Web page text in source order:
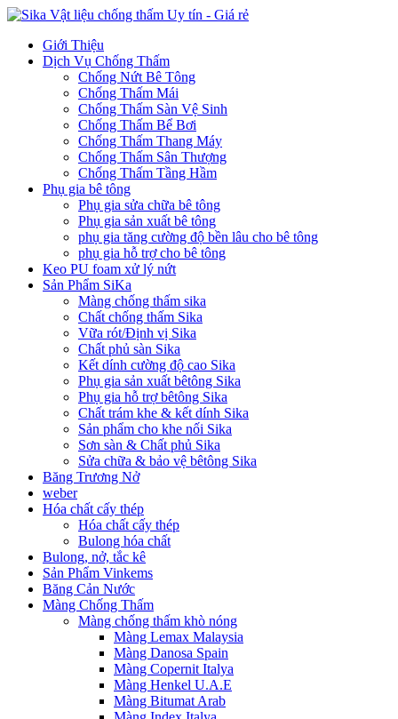
Giới Thiệu
Dịch Vụ Chống Thấm
Chống Nứt Bê Tông
Chống Thấm Mái
Chống Thấm Sàn Vệ Sinh
Chống Thấm Bể Bơi
Chống Thấm Thang Máy
Chống Thấm Sân Thượng
Chống Thấm Tầng Hầm
Phụ gia bê tông
Phụ gia sửa chữa bê tông
Phụ gia sản xuất bê tông
phụ gia tăng cường độ bền lâu cho bê tông
phụ gia hỗ trợ cho bê tông
Keo PU foam xử lý nứt
Sản Phẩm SiKa
Màng chống thấm sika
Chất chống thấm Sika
Vữa rót/Định vị Sika
Chất phủ sàn Sika
Kết dính cường độ cao Sika
Phụ gia sản xuất bêtông Sika
Phụ gia hỗ trợ bêtông Sika
Chất trám khe & kết dính Sika
Sản phẩm cho khe nối Sika
Sơn sàn & Chất phủ Sika
Sửa chữa & bảo vệ bêtông Sika
Băng Trương Nở
weber
Hóa chất cấy thép
Hóa chất cấy thép
Bulong hóa chất
Bulong, nở, tắc kê
Sản Phẩm Vinkems
Băng Cản Nước
Màng Chống Thấm
Màng chống thấm khò nóng
Màng Lemax Malaysia
Màng Danosa Spain
Màng Copernit Italya
Màng Henkel U.A.E
Màng Bitumat Arab